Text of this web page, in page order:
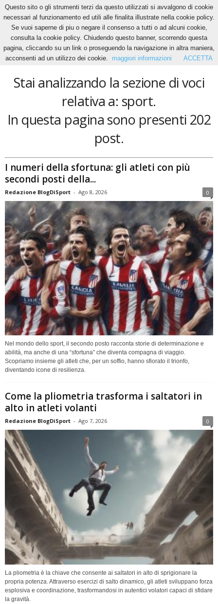
Home Tags Sport
sport
Stai analizzando la sezione di voci
relativa a: sport.
In questa pagina sono presenti 202
post.
I numeri della sfortuna: gli atleti con più
secondi posti della...
Redazione BlogDiSport - Ago 8, 2026 0
Nel mondo dello sport, il secondo posto racconta storie di determinazione e
abilità, ma anche di una “sfortuna” che diventa compagna di viaggio.
Scopriamo insieme gli atleti che, per un soffio, hanno sfiorato il trionfo,
diventando icone di resilienza.
Come la pliometria trasforma i saltatori in
alto in atleti volanti
Redazione BlogDiSport - Ago 7, 2026 0
La pliometria è la chiave che consente ai saltatori in alto di sprigionare la
propria potenza. Attraverso esercizi di salto dinamico, gli atleti sviluppano forza
esplosiva e coordinazione, trasformandosi in autentici volatori capaci di sfidare
la gravità.
Questo sito o gli strumenti terzi da questo utilizzati si avvalgono di cookie
necessari al funzionamento ed utili alle finalita illustrate nella cookie policy.
Se vuoi saperne di piu o negare il consenso a tutti o ad alcuni cookie,
consulta la cookie policy. Chiudendo questo banner, scorrendo questa
pagina, cliccando su un link o proseguendo la navigazione in altra maniera,
acconsenti ad un utilizzo dei cookie.
maggiori informazioni ACCETTA